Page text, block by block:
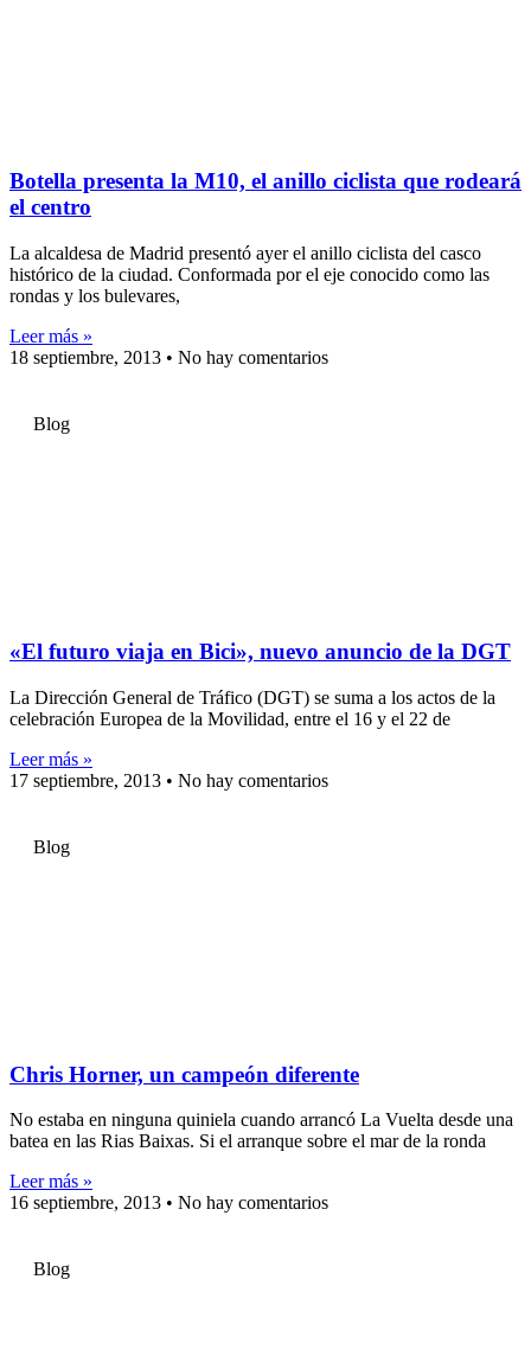
Botella presenta la M10, el anillo ciclista que rodeará
el centro
La alcaldesa de Madrid presentó ayer el anillo ciclista del casco
histórico de la ciudad. Conformada por el eje conocido como las
rondas y los bulevares,
Leer más »
18 septiembre, 2013
No hay comentarios
Blog
«El futuro viaja en Bici», nuevo anuncio de la DGT
La Dirección General de Tráfico (DGT) se suma a los actos de la
celebración Europea de la Movilidad, entre el 16 y el 22 de
Leer más »
17 septiembre, 2013
No hay comentarios
Blog
Chris Horner, un campeón diferente
No estaba en ninguna quiniela cuando arrancó La Vuelta desde una
batea en las Rias Baixas. Si el arranque sobre el mar de la ronda
Leer más »
16 septiembre, 2013
No hay comentarios
Blog